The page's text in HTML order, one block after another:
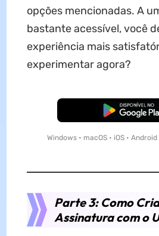
opções mencionadas. A
bastante acessível, você
experiência mais
experimentar agora?
Baixar Grátis
Windows • macOS • iOS • Android
Parte 3: Como
Assinatura com o